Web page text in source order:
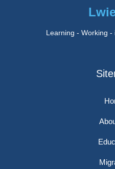
Learning - Working